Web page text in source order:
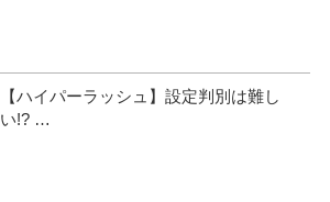
【ハイパーラッシュ】設定判別は難し
い!? …